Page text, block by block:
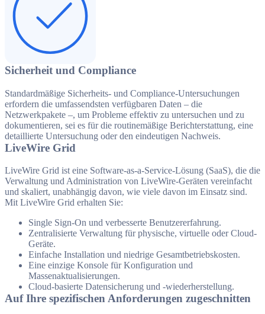
Sicherheit und Compliance
Standardmäßige Sicherheits- und Compliance-Untersuchungen
erfordern die umfassendsten verfügbaren Daten – die
Netzwerkpakete –, um Probleme effektiv zu untersuchen und zu
dokumentieren, sei es für die routinemäßige Berichterstattung, eine
detaillierte Untersuchung oder den eindeutigen Nachweis.
LiveWire Grid
LiveWire Grid ist eine Software-as-a-Service-Lösung (SaaS), die die
Verwaltung und Administration von LiveWire-Geräten vereinfacht
und skaliert, unabhängig davon, wie viele davon im Einsatz sind.
Mit LiveWire Grid erhalten Sie:
Single Sign-On und verbesserte Benutzererfahrung.
Zentralisierte Verwaltung für physische, virtuelle oder Cloud-
Geräte.
Einfache Installation und niedrige Gesamtbetriebskosten.
Eine einzige Konsole für Konfiguration und
Massenaktualisierungen.
Cloud-basierte Datensicherung und -wiederherstellung.
Auf Ihre spezifischen Anforderungen zugeschnitten